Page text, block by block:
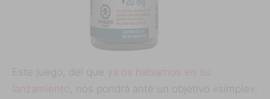
Este juego, del que ya os hablamos en su
lanzamiento, nos pondrá ante un objetivo «simple»: